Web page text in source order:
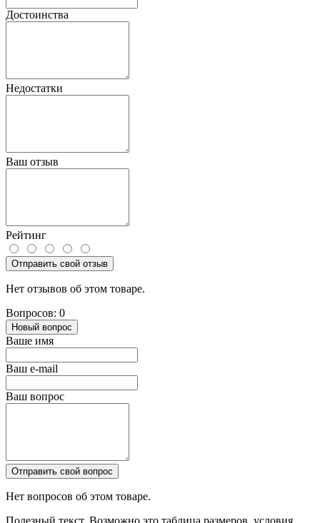
Достоинства
Недостатки
Ваш отзыв
Рейтинг
Отправить свой отзыв
Нет отзывов об этом товаре.
Вопросов: 0
Новый вопрос
Ваше имя
Ваш e-mail
Ваш вопрос
Отправить свой вопрос
Нет вопросов об этом товаре.